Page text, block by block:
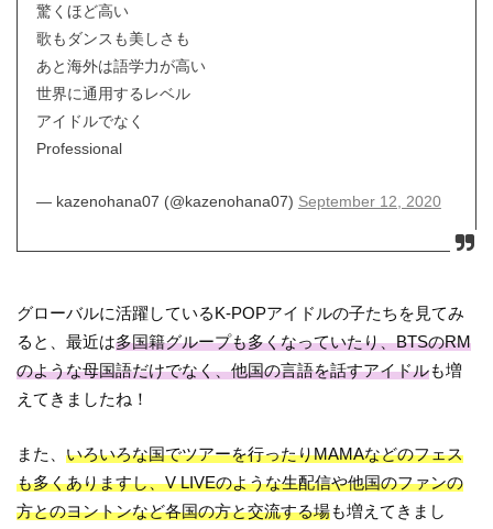
驚くほど高い
歌もダンスも美しさも
あと海外は語学力が高い
世界に通用するレベル
アイドルでなく
Professional
— kazenohana07 (@kazenohana07) September 12, 2020
グローバルに活躍しているK-POPアイドルの子たちを見てみ
ると、最近は多国籍グループも多くなっていたり、BTSのRM
のような母国語だけでなく、他国の言語を話すアイドルも増
えてきましたね！
また、いろいろな国でツアーを行ったりMAMAなどのフェス
も多くありますし、V LIVEのような生配信や他国のファンの
方とのヨントンなど各国の方と交流する場も増えてきまし